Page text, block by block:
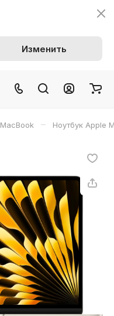
Изменить
MacBook – Ноутбук Apple